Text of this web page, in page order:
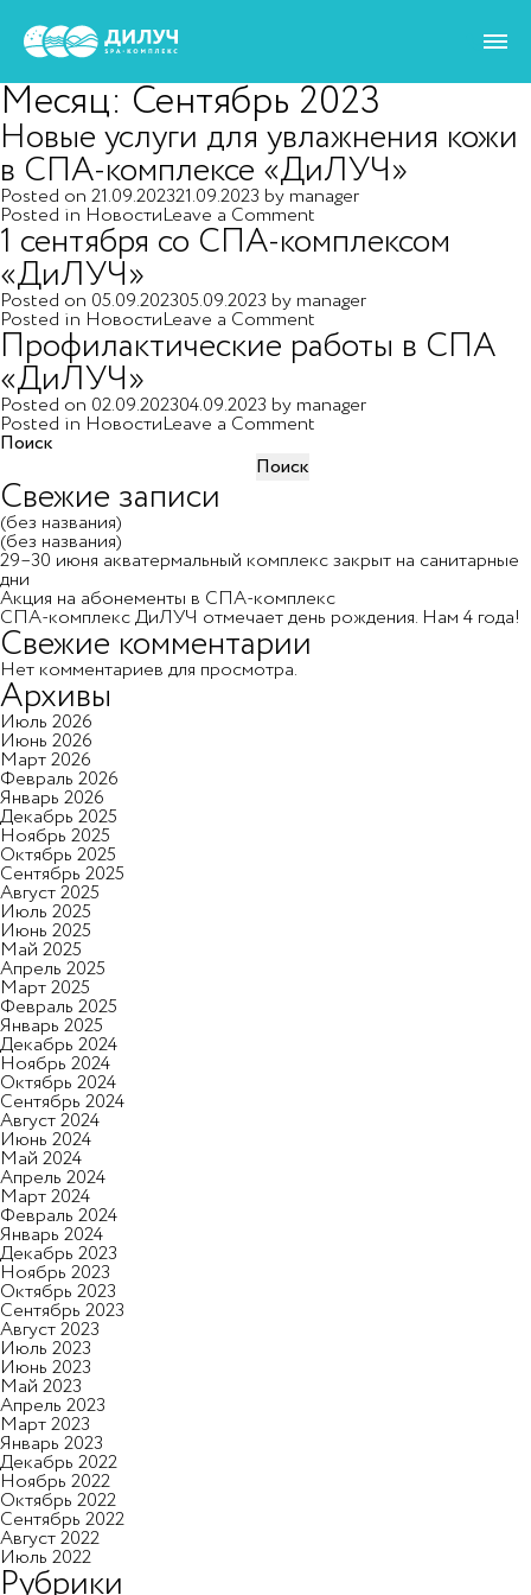
Месяц:Сентябрь 2023
Новые услуги для увлажнения кожи
в СПА-комплексе «ДиЛУЧ»
Posted on 21.09.202321.09.2023 by manager
Posted in НовостиLeave a Comment on
Новые
услуги
кожи
СПА-
1 сентября со СПА-комплексом
«ДиЛУЧ»
Posted on 05.09.202305.09.2023 by manager
Posted in НовостиLeave a Comment
1
сентября
комплексом
Профилактические работы в СПА
«ДиЛУЧ»
Posted on 02.09.202304.09.2023 by manager
Posted in НовостиLeave a Comment
Поиск
Поиск
Свежие записи
(без названия)
(без названия)
29–30 июня акватермальный комплекс закрыт на санитарные
дни
Акция на абонементы в СПА-комплекс
СПА-комплекс ДиЛУЧ отмечает день рождения. Нам 4 года!
Свежие комментарии
Нет комментариев для просмотра.
Архивы
Июль 2026
Июнь 2026
Март 2026
Февраль 2026
Январь 2026
Декабрь 2025
Ноябрь 2025
Октябрь 2025
Сентябрь 2025
Август 2025
Июль 2025
Июнь 2025
Май 2025
Апрель 2025
Март 2025
Февраль 2025
Январь 2025
Декабрь 2024
Ноябрь 2024
Октябрь 2024
Сентябрь 2024
Август 2024
Июнь 2024
Май 2024
Апрель 2024
Март 2024
Февраль 2024
Январь 2024
Декабрь 2023
Ноябрь 2023
Октябрь 2023
Сентябрь 2023
Август 2023
Июль 2023
Июнь 2023
Май 2023
Апрель 2023
Март 2023
Январь 2023
Декабрь 2022
Ноябрь 2022
Октябрь 2022
Сентябрь 2022
Август 2022
Июль 2022
Рубрики
Криосауна (разовое посещение)
Отмечая, вы даете согласие
на
Отмечая, вы даете согласие
наобработку персональных данных
Отмечая, вы даете согласие
наобработку персональных данных
Отмечая, вы даёте согласие